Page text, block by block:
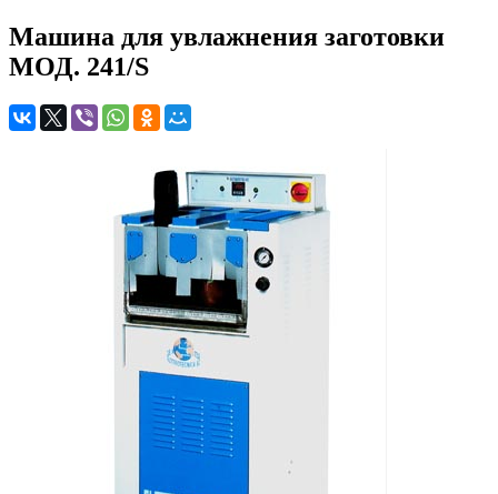
Машина для увлажнения заготовки
МОД. 241/S